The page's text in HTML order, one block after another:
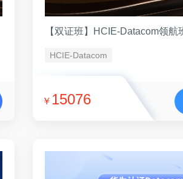
HCIE-Datacom
￥ 15076